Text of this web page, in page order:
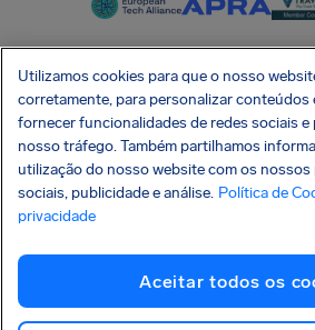
SocialFacebook
SocialTwitter
BAIXE GRÁTIS NOSSO
Política de Privacidade
Ataque à cadeia de suprimentos Shai-Hulud
Utilizamos cookies para que o nosso
corretamente, para personalizar conteúdos
fornecer funcionalidades de redes sociais e
nosso tráfego. Também partilhamos
utilização do nosso website com os nossos
sociais, publicidade e análise. Política de
privacidade
Aceitar todos os